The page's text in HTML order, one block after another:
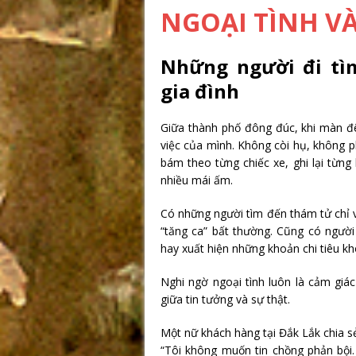
NGOẠI TÌNH
Những người đi
gia đình
Giữa thành phố đông đúc, khi màn
việc của mình. Không còi hụ, không
bám theo từng chiếc xe, ghi lại
nhiều mái ấm.
Có những người tìm đến thám tử chỉ
“tăng ca” bất thường. Cũng có
hay xuất hiện những khoản chi tiêu
Nghi ngờ ngoại tình luôn là cảm
giữa tin tưởng và sự thật.
Một nữ khách hàng tại Đắk Lắk chia
“Tôi không muốn tin chồng phản